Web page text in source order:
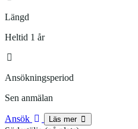
Längd
Heltid 1 år
Ansökningsperiod
Sen anmälan
Ansök Läs mer